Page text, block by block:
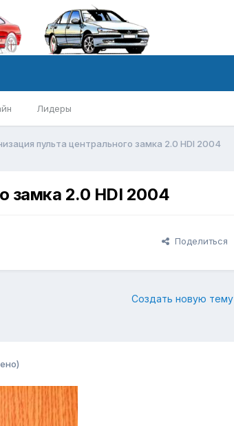
Лидеры
пульта центрального замка 2.0 HDI 2004
замка 2.0 HDI 2004
Поделиться
Создать новую тему